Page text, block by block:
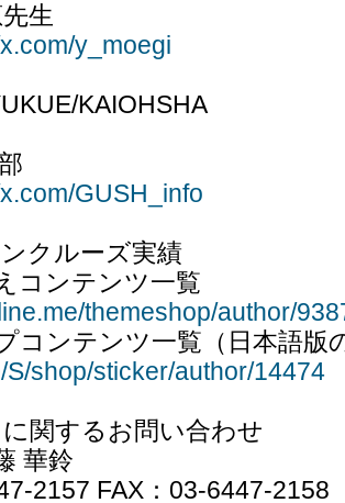
生
y_moegi
KAIOHSHA
GUSH_info
クルーズ実績
コンテンツ一覧
themeshop/author/
コンテンツ一覧（日本語版
S/shop/sticker/author/14474
関するお問い合わせ
華鈴
2157 FAX：03-6447-2158